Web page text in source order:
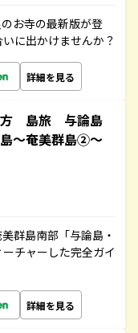
お寺の最新版が登
に出かけませんか？
詳細を見る
方 島旅 与論島
～奄美群島②～
群島南部「与論島・
チャーした完全ガイ
詳細を見る